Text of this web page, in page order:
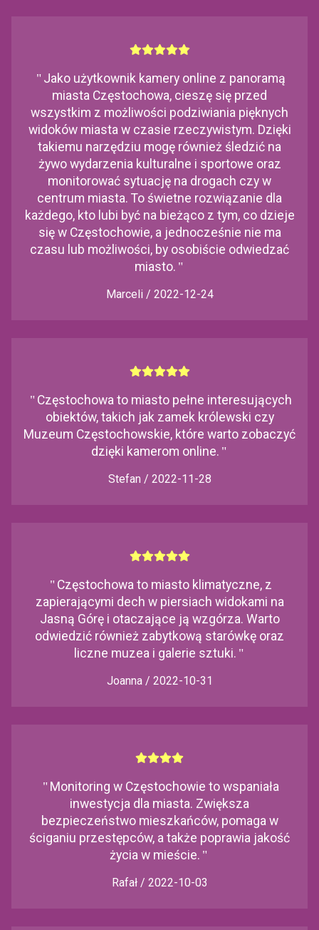
" Jako użytkownik kamery online z panoramą
miasta Częstochowa, cieszę się przed
wszystkim z możliwości podziwiania pięknych
widoków miasta w czasie rzeczywistym. Dzięki
takiemu narzędziu mogę również śledzić na
żywo wydarzenia kulturalne i sportowe oraz
monitorować sytuację na drogach czy w
centrum miasta. To świetne rozwiązanie dla
każdego, kto lubi być na bieżąco z tym, co dzieje
się w Częstochowie, a jednocześnie nie ma
czasu lub możliwości, by osobiście odwiedzać
miasto. "
Marceli / 2022-12-24
" Częstochowa to miasto pełne interesujących
obiektów, takich jak zamek królewski czy
Muzeum Częstochowskie, które warto zobaczyć
dzięki kamerom online. "
Stefan / 2022-11-28
" Częstochowa to miasto klimatyczne, z
zapierającymi dech w piersiach widokami na
Jasną Górę i otaczające ją wzgórza. Warto
odwiedzić również zabytkową starówkę oraz
liczne muzea i galerie sztuki. "
Joanna / 2022-10-31
" Monitoring w Częstochowie to wspaniała
inwestycja dla miasta. Zwiększa
bezpieczeństwo mieszkańców, pomaga w
ściganiu przestępców, a także poprawia jakość
życia w mieście. "
Rafał / 2022-10-03